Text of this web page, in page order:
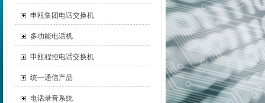
申瓯集团电话交换机
多功能电话机
申瓯程控电话交换机
统一通信产品
电话录音系统